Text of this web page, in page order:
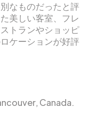
なものだったと評
美しい客室、フレ
トランやショッピ
ケーションが好評
Canada.